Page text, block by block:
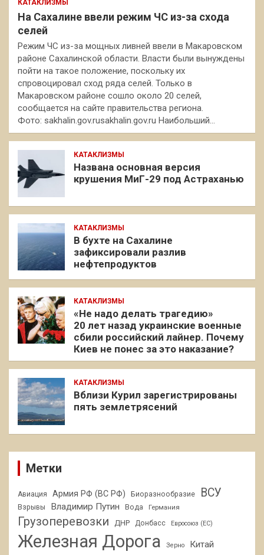
КАТАКЛИЗМЫ
На Сахалине ввели режим ЧС из-за схода
селей
Режим ЧС из-за мощных ливней ввели в Макаровском
районе Сахалинской области. Власти были вынуждены
пойти на такое положение, поскольку их
спровоцировал сход ряда селей. Только в
Макаровском районе сошло около 20 селей,
сообщается на сайте правительства региона.
Фото: sakhalin.gov.rusakhalin.gov.ru Наибольший…
КАТАКЛИЗМЫ
Названа основная версия
крушения МиГ-29 под Астраханью
КАТАКЛИЗМЫ
В бухте на Сахалине
зафиксировали разлив
нефтепродуктов
КАТАКЛИЗМЫ
«Не надо делать трагедию»
20 лет назад украинские военные
сбили российский лайнер. Почему
Киев не понес за это наказание?
КАТАКЛИЗМЫ
Вблизи Курил зарегистрированы
пять землетрясений
Метки
Авиация Армия РФ (ВС РФ) Биоразнообразие ВСУ
Взрывы Владимир Путин Вода Германия
Грузоперевозки ДНР Донбасс Евросоюз (ЕС)
Железная Дорога Зерно Китай